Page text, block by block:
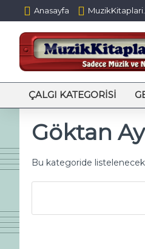
Anasayfa
ÇALGI KATEGORISI
Göktan Ay
Bu kategoride